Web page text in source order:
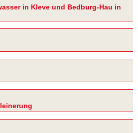
in Kleve und Bedburg-Hau in